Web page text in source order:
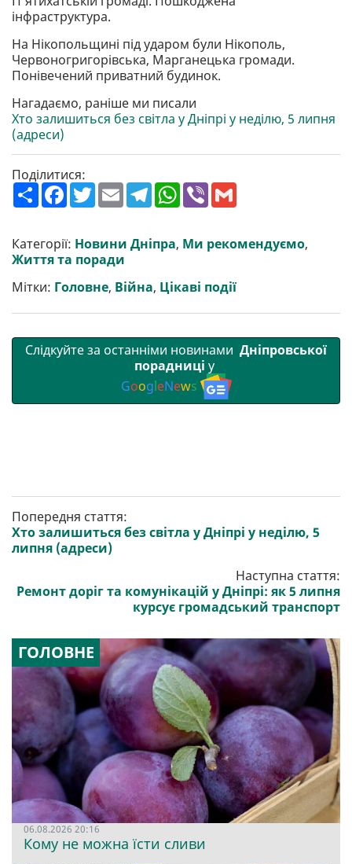
інфраструктура.
На Нікопольщині під ударом були Нікополь,
Червоногригорівська, Марганецька громади.
Понівечений приватний будинок.
Нагадаємо, раніше ми писали
Хто залишиться без світла у Дніпрі у неділю, 5 липня
(адреси)
Поділитися:
П
о
р
и
т
F
a
b
o
o
T
w
t
e
r
E
m
l
T
e
g
r
W
h
s
A
V
r l
Категорії: Новини Дніпра, Ми рекомендуємо,
Життя та поради
Мітки: Головне, Війна, Цікаві події
Слідкуйте за останніми новинами Дніпровської
порадниці у
GoogleNews
Попередня стаття:
Хто залишиться без світла у Дніпрі у неділю, 5
липня (адреси)
Наступна стаття:
Ремонт доріг та комунікацій у Дніпрі: як 5 липня
курсує громадський транспорт
ГОЛОВНЕ
06.08.2026 20:16
Кому не можна їсти сливи